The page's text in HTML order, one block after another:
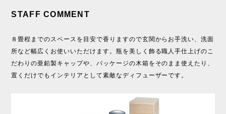
STAFF COMMENT
８畳程までのスペースを目安で香りますので玄関からお手洗い、洗面
所など幅広くお使いいただけます。瓶を美しく飾る職人手仕上げのこ
だわりの亜鉛製キャップや、パッケージの木箱をそのまま使えたり、
置くだけでもインテリアとして素敵なディフューザーです。